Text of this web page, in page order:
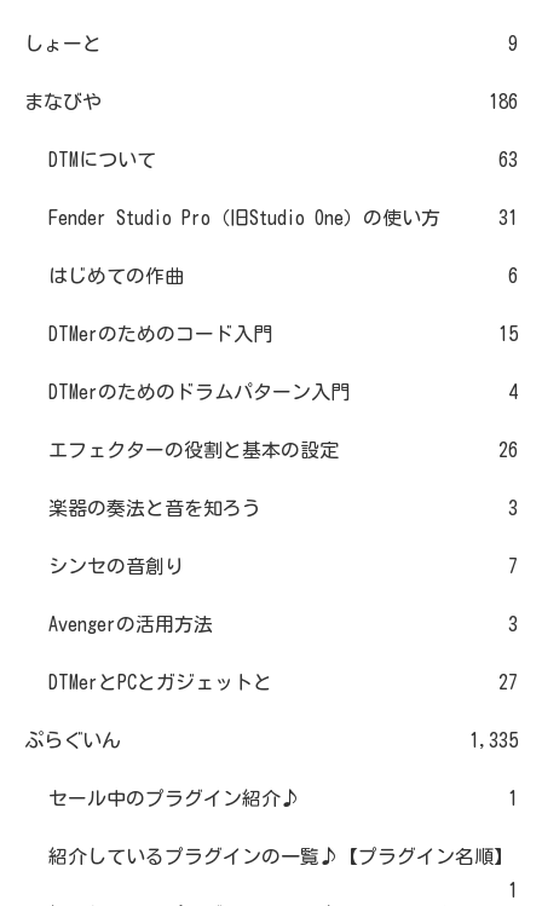
しょーと 9
まなびや 186
DTMについて 63
Fender Studio Pro（旧Studio One）の使い方 31
はじめての作曲 6
DTMerのためのコード入門 15
DTMerのためのドラムパターン入門 4
エフェクターの役割と基本の設定 26
楽器の奏法と音を知ろう 3
シンセの音創り 7
Avengerの活用方法 3
DTMerとPCとガジェットと 27
ぷらぐいん 1,335
セール中のプラグイン紹介♪ 1
紹介しているプラグインの一覧♪【プラグイン名順】
1